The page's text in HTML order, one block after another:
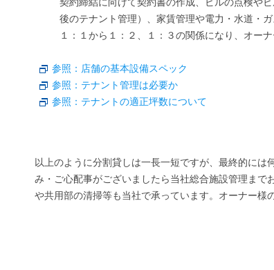
後のテナント管理）、家賃管理や電力・水道・
１：１から１：２、１：３の関係になり、オー
参照：店舗の基本設備スペック
参照：テナント管理は必要か
参照：テナントの適正坪数について
以上のように分割貸しは一長一短ですが、最終的に
み・ご心配事がございましたら当社総合施設管理まで
や共用部の清掃等も当社で承っています。オーナー様